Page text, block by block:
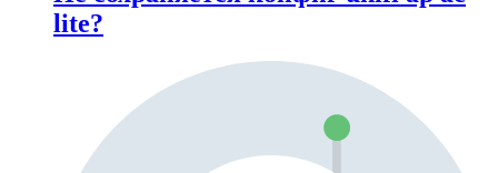
lite?